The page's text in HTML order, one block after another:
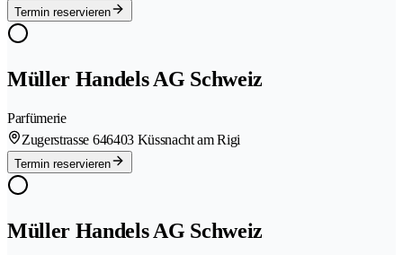
Termin reservieren
Müller Handels AG Schweiz
Parfümerie
Zugerstrasse 646403 Küssnacht am Rigi
Termin reservieren
Müller Handels AG Schweiz